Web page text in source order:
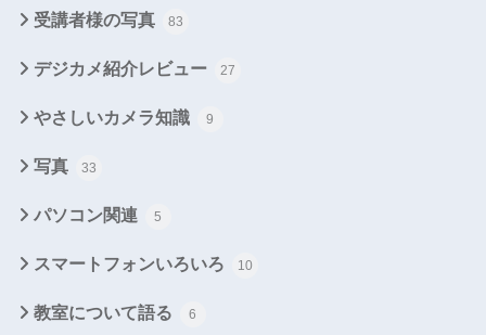
受講者様の写真 83
デジカメ紹介レビュー 27
やさしいカメラ知識 9
写真 33
パソコン関連 5
スマートフォンいろいろ 10
教室について語る 6